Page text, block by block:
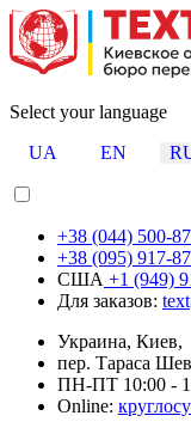
Select your language
UA
EN
+38 (044) 500-
+38 (095) 917-
США +1 (949)
Для заказов:
Украина, Киев,
пер. Тараса
ПН-ПТ 10:00 -
Online: